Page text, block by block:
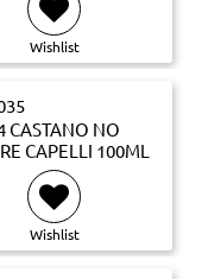
Wishlist
CASTANO NO
CAPELLI 100ML
Wishlist